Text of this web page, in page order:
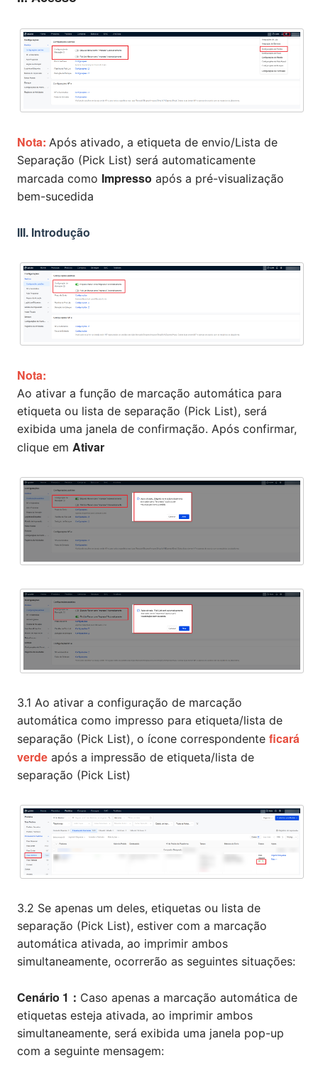
Nota: Após ativado, a etiqueta de envio/Lista de
Separação (Pick List) será automaticamente
marcada como Impresso após a pré-visualização
bem-sucedida
III. Introdução
Nota:
Ao ativar a função de marcação automática para
etiqueta ou lista de separação (Pick List), será
exibida uma janela de confirmação. Após confirmar,
clique em Ativar
3.1 Ao ativar a configuração de marcação
automática como impresso para etiqueta/lista de
separação (Pick List), o ícone correspondente ficará
verde após a impressão de etiqueta/lista de
separação (Pick List)
3.2 Se apenas um deles, etiquetas ou lista de
separação (Pick List), estiver com a marcação
automática ativada, ao imprimir ambos
simultaneamente, ocorrerão as seguintes situações:
Cenário 1： Caso apenas a marcação automática de
etiquetas esteja ativada, ao imprimir ambos
simultaneamente, será exibida uma janela pop-up
com a seguinte mensagem: